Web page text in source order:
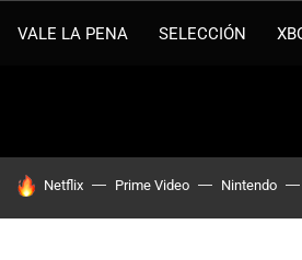
VALE LA PENA SELECCIÓN
HOY SE HABLA DE
Netflix Prime Video Nintendo